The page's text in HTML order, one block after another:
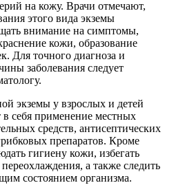
на кожу. Врачи отмечают,
этого вида экземы
внимание на симптомы,
кожи, образование
Для точного диагноза и
заболевания следует
экземы у взрослых и детей
себя применение местных
средств, антисептических
препаратов. Кроме
гигиену кожи, избегать
а также следить
состоянием организма.